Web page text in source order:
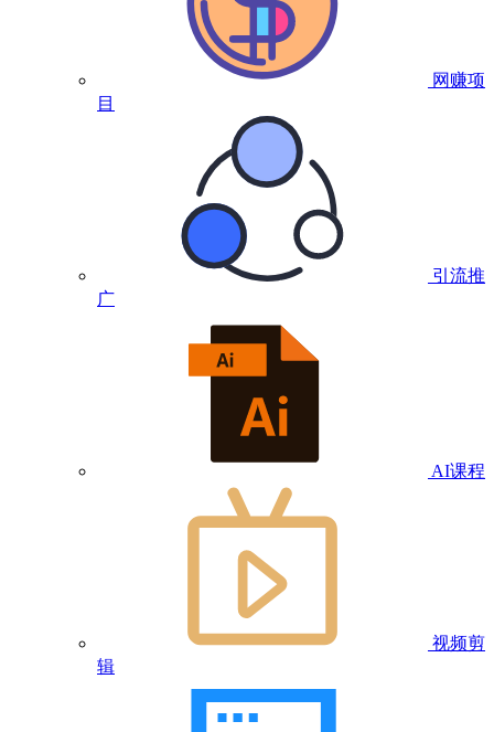
网赚项
目
引流推
广
AI课程
视频剪
辑